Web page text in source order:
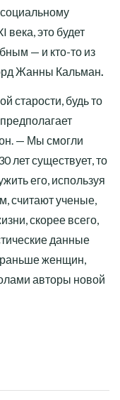
века, это будет
— и кто-то из
Жанны Кальман
старости, будь то
— Мы смогли
лет существует, то
его, используя
считают ученые,
скорее всего,
данные
женщин,
авторы новой